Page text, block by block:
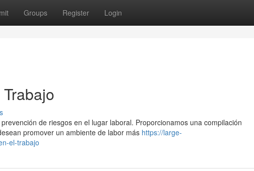
Groups Register Login
de riesgos en el lugar laboral. Proporcionamos una compilación
promover un ambiente de labor más https://large-
el-trabajo